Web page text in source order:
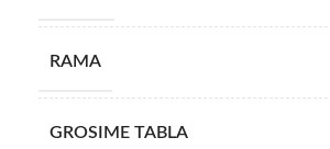
RAMA
GROSIME TABLA